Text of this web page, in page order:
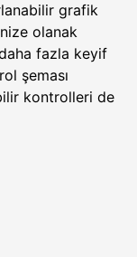
grafik
olanak
fazla keyif
şeması
kontrolleri de